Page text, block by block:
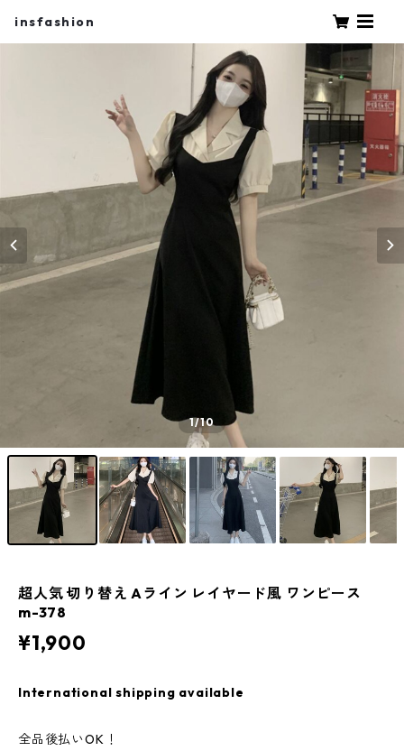
insfashion
1/10
超人気 切り替え Aライン レイヤード風 ワンピース
m-378
¥1,900
International shipping available
全品後払いOK！